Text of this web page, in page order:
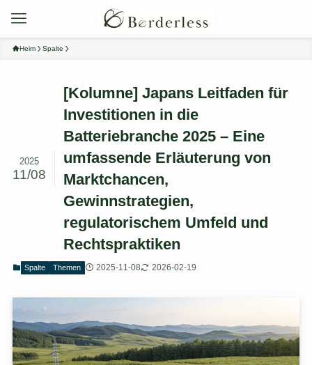
Heim Spalte
[Kolumne] Japans Leitfaden für
Investitionen in die
Batteriebranche 2025 – Eine
umfassende Erläuterung von
Marktchancen,
Gewinnstrategien,
regulatorischem Umfeld und
Rechtspraktiken
2025
11/08
Spalte Themen 2025-11-08 2026-02-19